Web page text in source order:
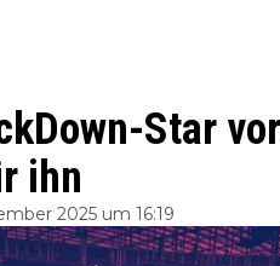
Star
ihn
2025 um 16:19